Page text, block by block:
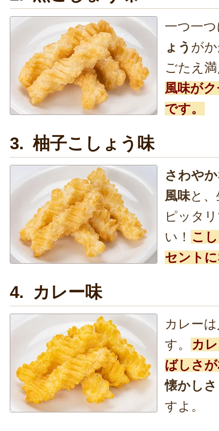
一つ一
ょう が
ごたえ
風味が
です。
3. 柚子こしょう味
さわや
風味と、
ピッタ
い！ こ
セント
4. カレー味
カレー
す。
カ
ばしさ
懐かし
すよ。